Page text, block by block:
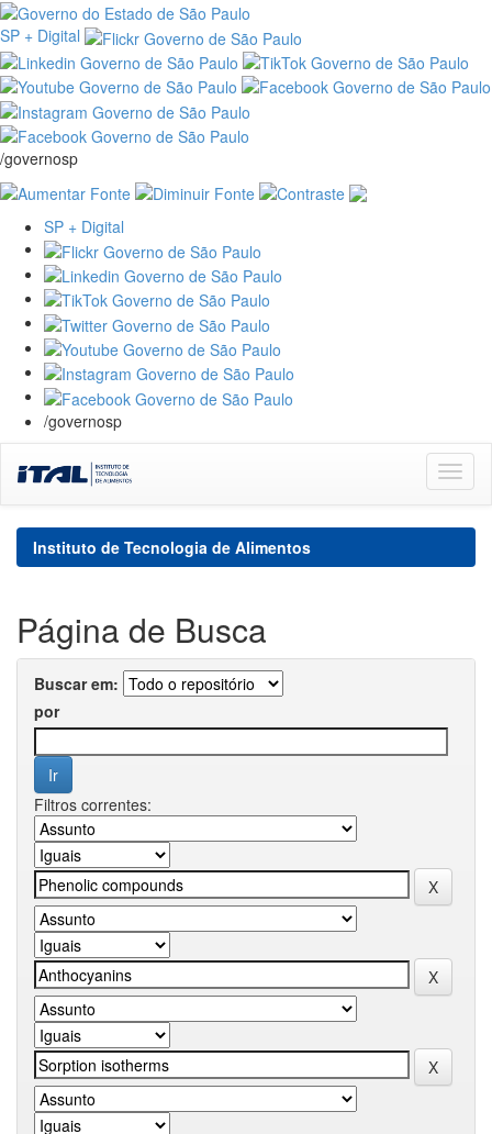
SP + Digital
/governosp
SP + Digital
/governosp
navigation
Instituto de Tecnologia de Alimentos
Página de Busca
Buscar em:
por
Filtros correntes: